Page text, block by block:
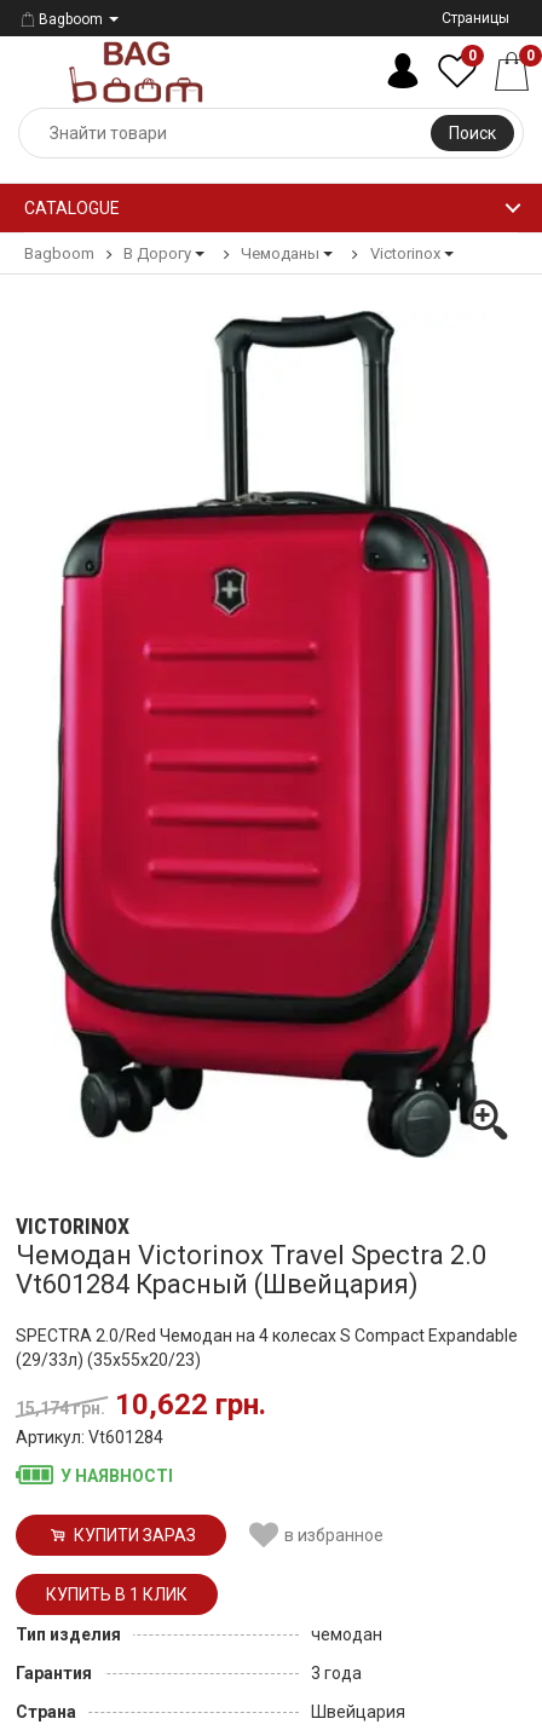
Bagboom Страницы
Поиск
0 0
CATALOGUE
Bagboom В Дорогу Чемоданы Victorinox
VICTORINOX
Чемодан Victorinox Travel Spectra 2.0
Vt601284 Красный (Швейцария)
SPECTRA 2.0/Red Чемодан на 4 колесах S Compact Expandable
(29/33л) (35x55x20/23)
15,174 грн. 10,622 грн.
Артикул: Vt601284
У НАЯВНОСТІ
КУПИТИ ЗАРАЗ в избранное
Тип изделия
чемодан
Гарантия
3 года
Страна
Швейцария